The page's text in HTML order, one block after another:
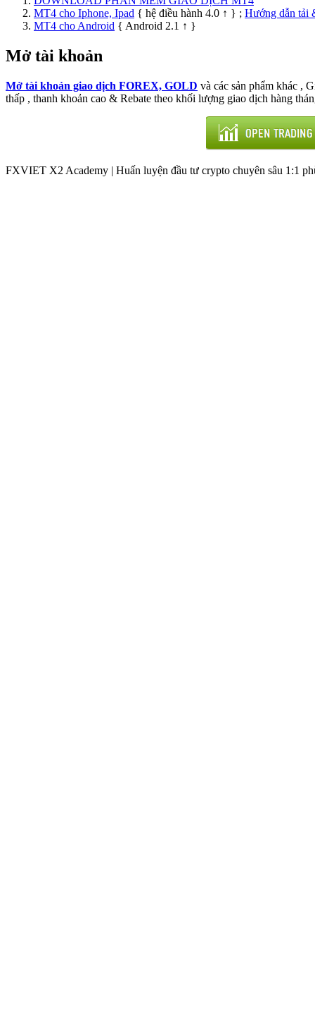
MT4 cho Iphone, Ipad { hệ điều hành 4.0 ↑ } ; Hướng dẫn tải
MT4 cho Android { Android 2.1 ↑ }
Mở tài khoản
Mở tài khoản giao dịch FOREX, GOLD và các sản phẩm khác ,
thấp , thanh khoản cao & Rebate theo khối lượng giao dịch hàng
FXVIET X2 Academy | Huấn luyện đầu tư crypto chuyên sâu 1:1